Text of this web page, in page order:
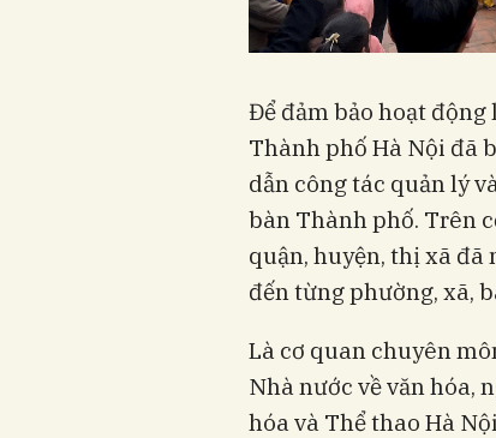
Để đảm bảo hoạt động
Thành phố Hà Nội đã
dẫn công tác quản lý
bàn Thành phố. Trên
quận, huyện, thị xã đã
đến từng phường, xã,
Là cơ quan chuyên
Nhà nước về văn hóa,
hóa và Thể thao Hà